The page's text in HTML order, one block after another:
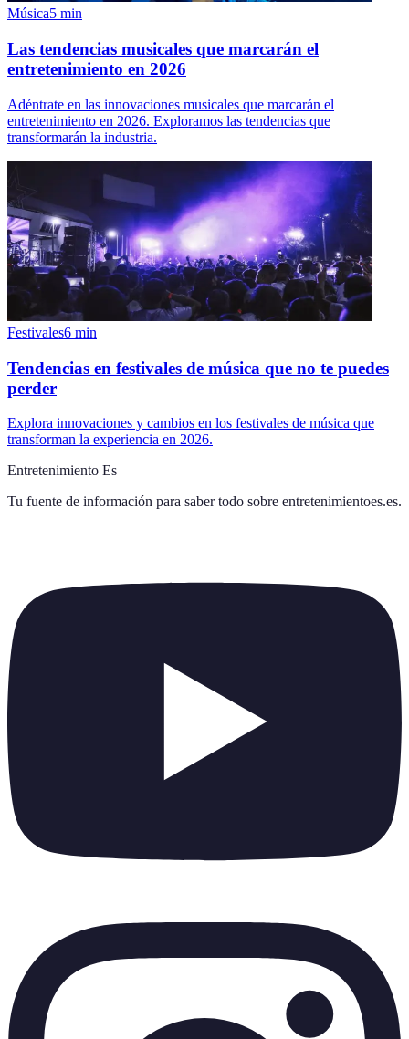
Música5 min
Las tendencias musicales que marcarán el
entretenimiento en 2026
Adéntrate en las innovaciones musicales que marcarán el
entretenimiento en 2026. Exploramos las tendencias que
transformarán la industria.
Festivales6 min
Tendencias en festivales de música que no te puedes
perder
Explora innovaciones y cambios en los festivales de música que
transforman la experiencia en 2026.
Entretenimiento Es
Tu fuente de información para saber todo sobre entretenimientoes.es.